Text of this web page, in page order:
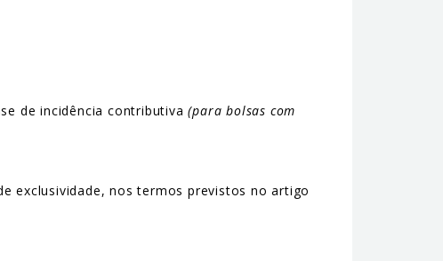
de incidência contributiva(para bolsas com
exclusividade, nos termos previstos no artigo